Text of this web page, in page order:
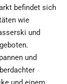
befindet sich
wie
und
und